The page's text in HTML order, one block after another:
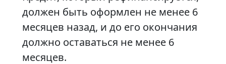
должен быть оформлен не менее 6
месяцев назад, и до его окончания
должно оставаться не менее 6
месяцев.